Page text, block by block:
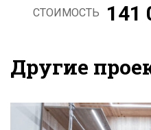
СТОИМОСТЬ 141
Другие